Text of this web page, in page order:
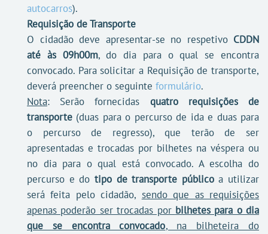
autocarros).
Requisição de Transporte
O cidadão deve apresentar-se no respetivo CDDN
até às 09h00m, do dia para o qual se encontra
convocado. Para solicitar a Requisição de transporte,
deverá preencher o seguinte formulário.
Nota: Serão fornecidas quatro requisições de
transporte (duas para o percurso de ida e duas para
o percurso de regresso), que terão de ser
apresentadas e trocadas por bilhetes na véspera ou
no dia para o qual está convocado. A escolha do
percurso e do tipo de transporte públicoa utilizar
será feita pelo cidadão, sendo que as requisições
apenas poderão ser trocadas por bilhetes para o dia
que se encontra convocado, na bilheteira do